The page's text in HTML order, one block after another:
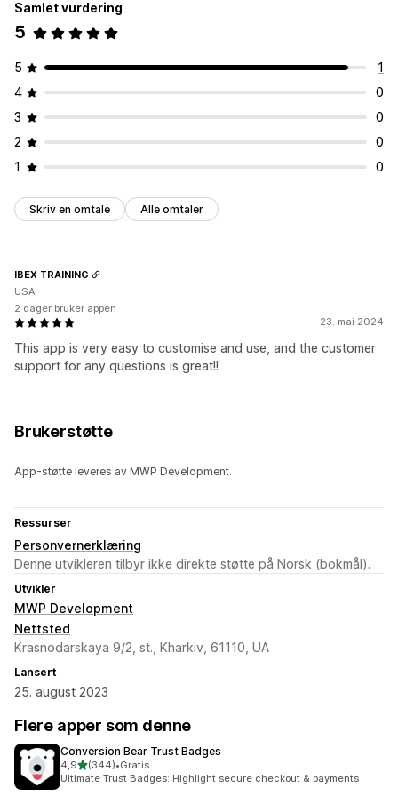
Samlet vurdering
5
5
1
4
0
3
0
2
0
1
0
Skriv en omtale Alle omtaler
23. mai 2024
This app is very easy to customise and use, and the customer
support for any questions is great!!
IBEX TRAINING
USA
2 dager bruker appen
Brukerstøtte
App-støtte leveres av MWP Development.
Ressurser
Personvernerklæring
Denne utvikleren tilbyr ikke direkte støtte på Norsk (bokmål).
Utvikler
MWP Development
Nettsted
Krasnodarskaya 9/2, st., Kharkiv, 61110, UA
Lansert
25. august 2023
Flere apper som denne
Conversion Bear Trust Badges
4,9av 5 stjerner
(344)
Totalt 344 omtaler
•Gratis
Ultimate Trust Badges: Highlight secure checkout & payments